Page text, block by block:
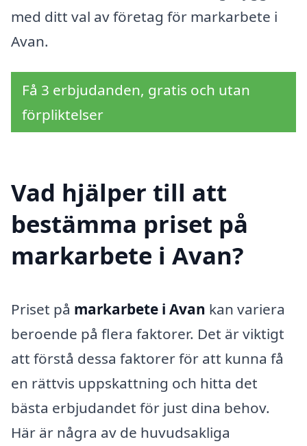
med ditt val av företag för markarbete i
Avan.
Få 3 erbjudanden, gratis och utan
förpliktelser
Vad hjälper till att
bestämma priset på
markarbete i Avan?
Priset på markarbete i Avan kan variera
beroende på flera faktorer. Det är viktigt
att förstå dessa faktorer för att kunna få
en rättvis uppskattning och hitta det
bästa erbjudandet för just dina behov.
Här är några av de huvudsakliga